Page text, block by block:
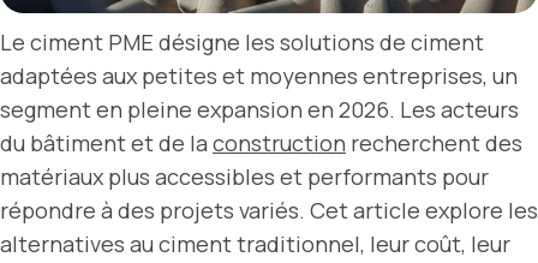
Le ciment PME désigne les solutions de ciment
adaptées aux petites et moyennes entreprises, un
segment en pleine expansion en 2026. Les acteurs
du bâtiment et de la construction recherchent des
matériaux plus accessibles et performants pour
répondre à des projets variés. Cet article explore les
alternatives au ciment traditionnel, leur coût, leur